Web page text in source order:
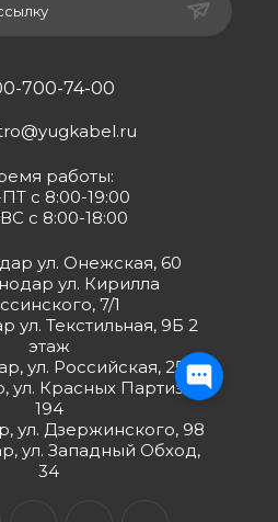
700-74-00
работы:
с 8:00-19:00
с 8:00-18:00
ул. Онежская, 60
ул. Кирилла
7/1
ул. Текстильная, 9Б 2
этаж
ул. Российская, 252
ул. Красных Партизан,
194
ул. Дзержинского, 98
ул. Западный Обход,
34